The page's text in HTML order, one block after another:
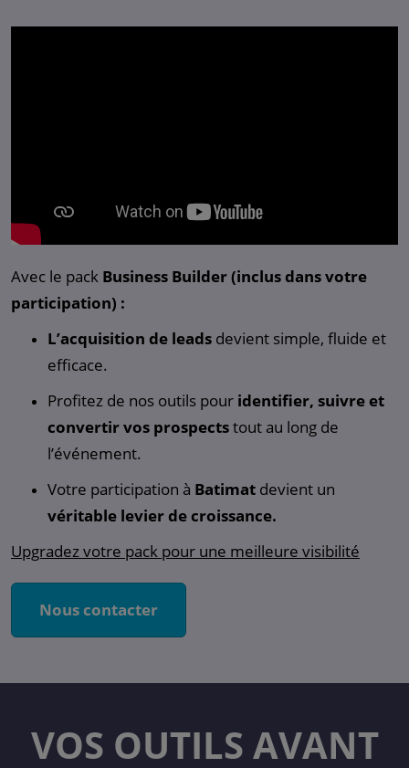
Avec le pack Business Builder (inclus dans votre
participation) :
L’acquisition de leads devient simple, fluide et
efficace.
Profitez de nos outils pour identifier, suivre et
convertir vos prospectstout au long de
l’événement.
Votre participation à Batimat devient un
véritable levier de croissance.
Upgradez votre pack pour une meilleure visibilité
Nous contacter
VOS OUTILS AVANT